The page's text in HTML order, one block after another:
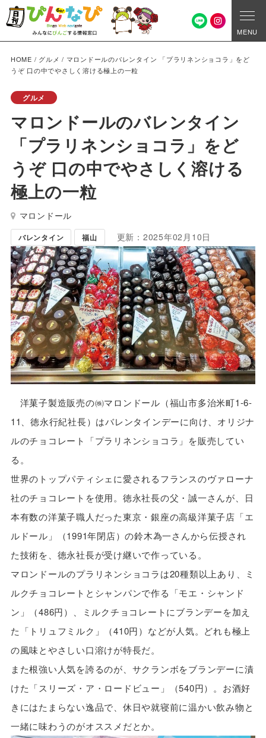
MENU
HOME / グルメ / マロンドールのバレンタイン 「プラリネンショコラ」をど
うぞ 口の中でやさしく溶ける極上の一粒
グルメ
マロンドールのバレンタイン
「プラリネンショコラ」をど
うぞ 口の中でやさしく溶ける
極上の一粒
マロンドール
バレンタイン 福山 更新：2025年02月10日
洋菓子製造販売の㈱マロンドール（福山市多治米町1-6-
11、徳永行紀社長）はバレンタインデーに向け、オリジナ
ルのチョコレート「プラリネンショコラ」を販売してい
る。
世界のトップパティシェに愛されるフランスのヴァローナ
社のチョコレートを使用。徳永社長の父・誠一さんが、日
本有数の洋菓子職人だった東京・銀座の高級洋菓子店「エ
ルドール」（1991年閉店）の鈴木為一さんから伝授され
た技術を、徳永社長が受け継いで作っている。
マロンドールのプラリネンショコラは20種類以上あり、ミ
ルクチョコレートとシャンパンで作る「モエ・シャンド
ン」（486円）、ミルクチョコレートにブランデーを加え
た「トリュフミルク」（410円）などが人気。どれも極上
の風味とやさしい口溶けが特長だ。
また根強い人気を誇るのが、サクランボをブランデーに漬
けた「スリーズ・ア・ロードビュー」（540円）。お酒好
きにはたまらない逸品で、休日や就寝前に温かい飲み物と
一緒に味わうのがオススメだとか。